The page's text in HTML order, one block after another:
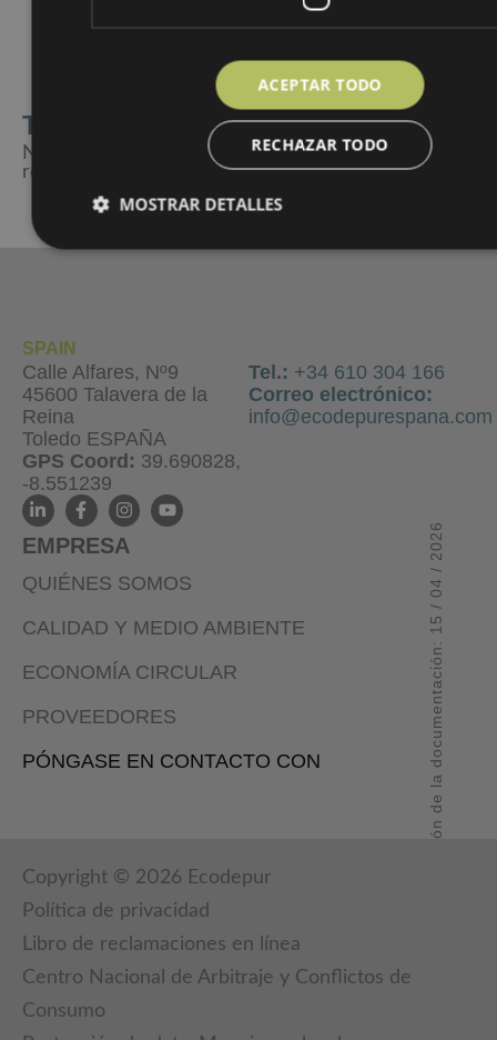
Tecnologías ECODEPUR
Nueva generación de soluciones de tratamiento y
reutilización de aguas residuales
SPAIN
Calle Alfares, Nº9
45600 Talavera de la
Reina
Toledo ESPAÑA
GPS Coord: 39.690828,
-8.551239
Tel.: +34 610 304 166
Correo electrónico:
info@ecodepurespana.com
EMPRESA
QUIÉNES SOMOS
CALIDAD Y MEDIO AMBIENTE
ECONOMÍA CIRCULAR
PROVEEDORES
PÓNGASE EN CONTACTO CON
Revisión de la documentación: 15 / 04 / 2026
Copyright © 2026 Ecodepur
Política de privacidad
Libro de reclamaciones en línea
Centro Nacional de Arbitraje y Conflictos de
Consumo
ACEPTAR TODO
RECHAZAR TODO
MOSTRAR DETALLES